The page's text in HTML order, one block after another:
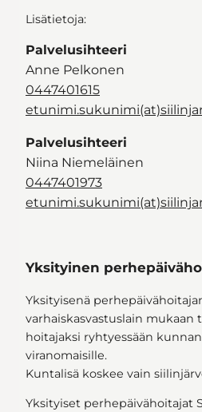
Lisätietoja:
Palvelusihteeri
Anne Pelkonen
0447401615
Palvelusihteeri
Niina Niemeläinen
0447401973
Yksityinen
Yksityisenä
varhaiskasvastuslain mukaan
hoitajaksi ryhtyessään
viranomaisille.
Kuntalisä koskee vain
Yksityiset perhepäivähoitajat